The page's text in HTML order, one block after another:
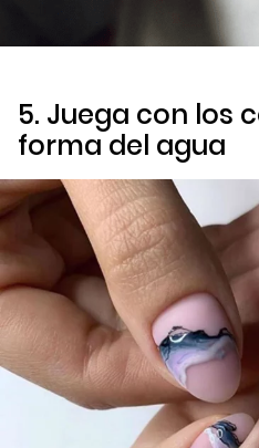
5. Juega con los
forma del agua